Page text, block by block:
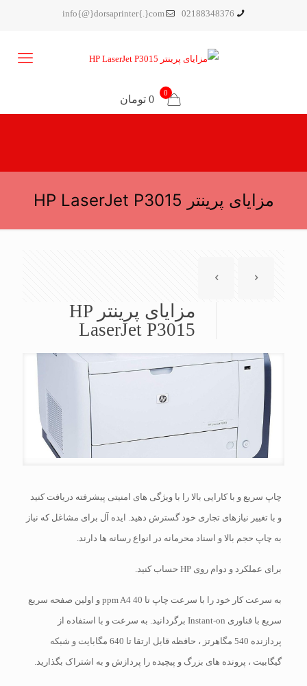
02188348376
info{@}dorsaprinter{.}com
0
0 تومان
مزایای پرینتر HP LaserJet P3015
مزایای پرینتر HP
LaserJet P3015
چاپ سریع و با کارایی بالا را با ویژگی های امنیتی پیشرفته دریافت کنید
و با تغییر نیازهای تجاری خود گسترش دهید. ایده آل برای مشاغل که نیاز
به چاپ حجم بالا و اسناد محرمانه در انواع رسانه ها دارند.
برای عملکرد و دوام روی HP حساب کنید.
به سرعت کار خود را با سرعت چاپ تا 40 ppm A4 و اولین صفحه سریع
سریع با فناوری Instant-on برگردانید. به سرعت و با استفاده از
پردازنده 540 مگاهرتز ، حافظه قابل ارتقا تا 640 مگابایت و شبکه
گیگابیت ، پرونده های بزرگ و پیچیده را پردازش و به اشتراک بگذارید.